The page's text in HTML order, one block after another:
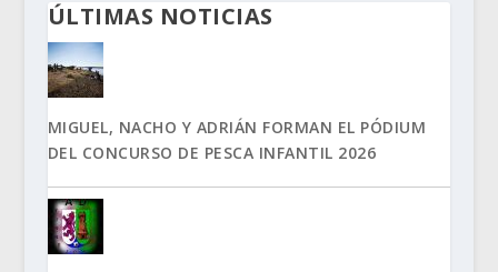
ÚLTIMAS NOTICIAS
MIGUEL, NACHO Y ADRIÁN FORMAN EL PÓDIUM
DEL CONCURSO DE PESCA INFANTIL 2026